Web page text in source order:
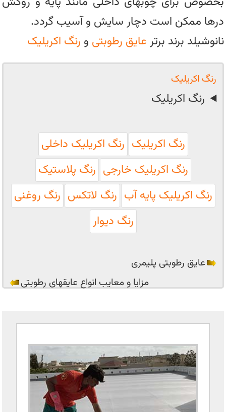
درها ممکن است دچار سایش و آسیب گردد.
نانوشیلد برند برتر عایق رطوبتی و رنگ اکریلیک
رنگ اکریلیک
رنگ اکریلیک
رنگ اکریلیک رنگ اکریلیک داخلی
رنگ اکریلیک خارجی رنگ پلاستیک
رنگ اکریلیک پایه آب رنگ لاتکس رنگ روغنی
رنگ دیوار
عایق رطوبتی پلیمری
مزایا و معایب انواع عایقهای رطوبتی